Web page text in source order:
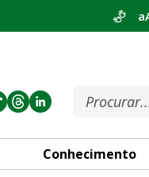
Conhecimento